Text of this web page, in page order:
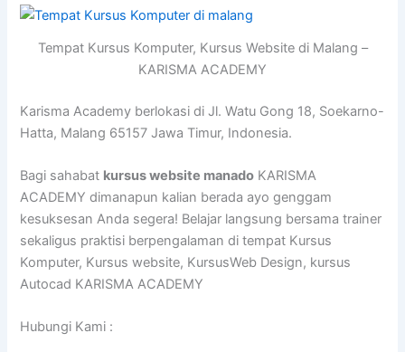
Tempat Kursus Komputer, Kursus Website di Malang –
KARISMA ACADEMY
Karisma Academy berlokasi di Jl. Watu Gong 18, Soekarno-
Hatta, Malang 65157 Jawa Timur, Indonesia.
Bagi sahabat kursus website manado KARISMA
ACADEMY dimanapun kalian berada ayo genggam
kesuksesan Anda segera! Belajar langsung bersama trainer
sekaligus praktisi berpengalaman di tempat Kursus
Komputer, Kursus website, KursusWeb Design, kursus
Autocad KARISMA ACADEMY
Hubungi Kami :